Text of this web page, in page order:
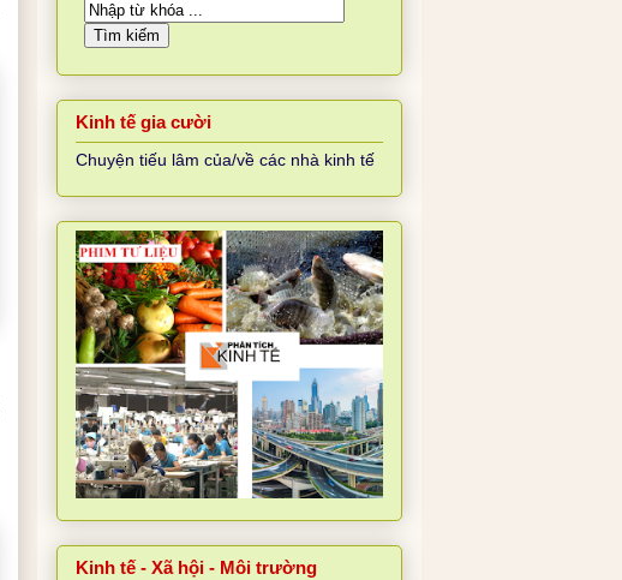
Kinh tế gia cười
Chuyện tiếu lâm của/về các nhà kinh tế
Kinh tế - Xã hội - Môi trường